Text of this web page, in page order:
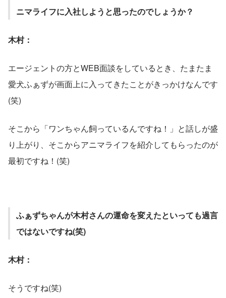
ニマライフに入社しようと思ったのでしょうか？
木村：
エージェントの方とWEB面談をしているとき、たまたま
愛犬ふぁずが画面上に入ってきたことがきっかけなんです
(笑)
そこから「ワンちゃん飼っているんですね！」と話しが盛
り上がり、そこからアニマライフを紹介してもらったのが
最初ですね！(笑)
ふぁずちゃんが木村さんの運命を変えたといっても過言
ではないですね(笑)
木村：
そうですね(笑)